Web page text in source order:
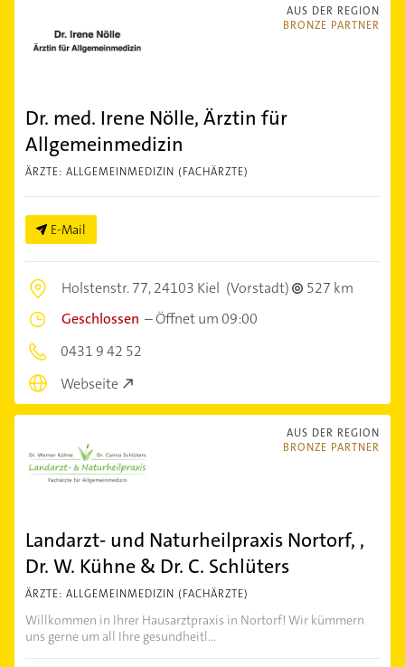
AUS DER REGION
BRONZE PARTNER
Dr. med. Irene Nölle, Ärztin für
Allgemeinmedizin
ÄRZTE: ALLGEMEINMEDIZIN (FACHÄRZTE)
E-Mail
Holstenstr. 77,24103 Kiel (Vorstadt)
527 km
Geschlossen –Öffnet um 09:00
0431 9 42 52
Webseite
AUS DER REGION
BRONZE PARTNER
Landarzt- und Naturheilpraxis Nortorf, ,
Dr. W. Kühne & Dr. C. Schlüters
ÄRZTE: ALLGEMEINMEDIZIN (FACHÄRZTE)
Willkommen in Ihrer Hausarztpraxis in Nortorf! Wir kümmern
uns gerne um all Ihre gesundheitl...